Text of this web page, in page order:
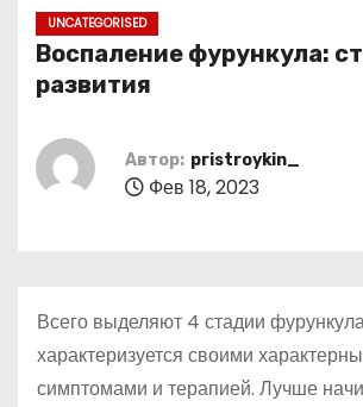
UNCATEGORISED
Воспаление фурункула:
развития
Автор: pristroykin_
Фев 18, 2023
Всего выделяют 4 стадии
характеризуется своими
симптомами и терапией. Лучше